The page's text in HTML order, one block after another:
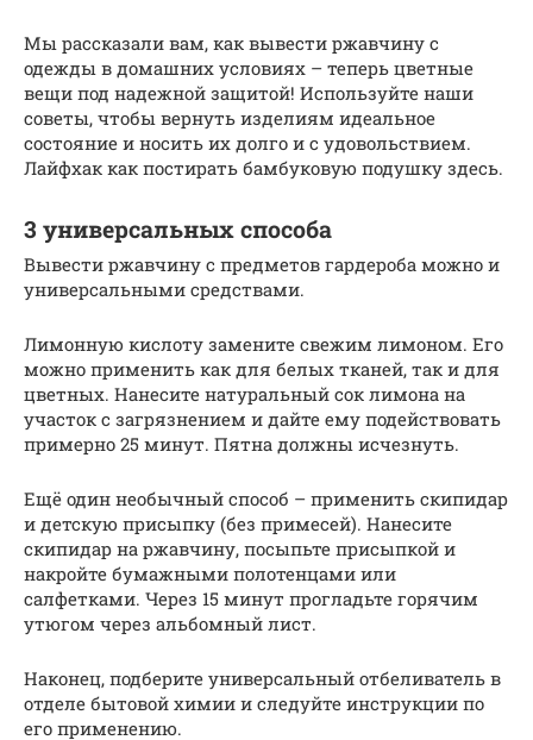
Мы рассказали вам, как вывести ржавчину с
одежды в домашних условиях – теперь цветные
вещи под надежной защитой! Используйте наши
советы, чтобы вернуть изделиям идеальное
состояние и носить их долго и с удовольствием.
Лайфхак как постирать бамбуковую подушку здесь.
3 универсальных способа
Вывести ржавчину с предметов гардероба можно и
универсальными средствами.
Лимонную кислоту замените свежим лимоном. Его
можно применить как для белых тканей, так и для
цветных. Нанесите натуральный сок лимона на
участок с загрязнением и дайте ему подействовать
примерно 25 минут. Пятна должны исчезнуть.
Ещё один необычный способ – применить скипидар
и детскую присыпку (без примесей). Нанесите
скипидар на ржавчину, посыпьте присыпкой и
накройте бумажными полотенцами или
салфетками. Через 15 минут прогладьте горячим
утюгом через альбомный лист.
Наконец, подберите универсальный отбеливатель в
отделе бытовой химии и следуйте инструкции по
его применению.